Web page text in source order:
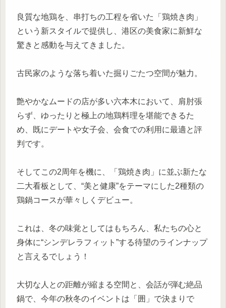
良質な地鶏を、串打ちの工程を省いた「鶏焼き肉」
という新スタイルで提供し、港区の美食家に新鮮な
驚きと感動を与えてきました。
古民家のような落ち着いた掘りごたつ空間が魅力。
艶やかなムードの店が多い六本木において、肩肘張
らず、ゆったりと極上の地鶏料理を堪能できるた
め、既にデートや女子会、会食での利用に最適と評
判です。
そしてこの2周年を機に、「鶏焼き肉」に並ぶ新たな
二大看板として、“美と健康”をテーマにした2種類の
鶏鍋コースが華々しくデビュー。
これは、冬の味覚としてはもちろん、私たちの心と
身体に“シンデレラフィット”する待望のラインナップ
と言えるでしょう！
大切な人との距離が縮まる空間と、会話が弾む絶品
鍋で、今年の秋冬のイベントは「囲」で決まりで